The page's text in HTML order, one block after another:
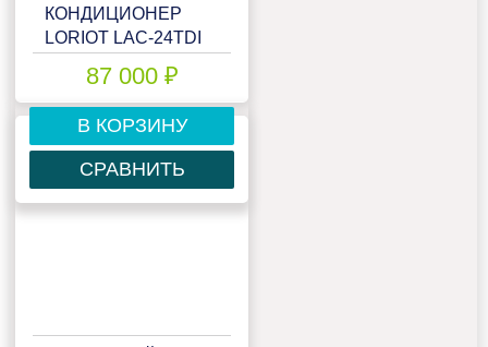
КОНДИЦИОНЕР
LORIOT LAC-24TDI
87 000 ₽
В КОРЗИНУ
СРАВНИТЬ